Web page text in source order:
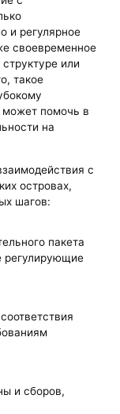
и регулярное
своевременное
или
такое
может помочь в
на
с
островах,
шагов:
пакета
регулирующие
и сборов,